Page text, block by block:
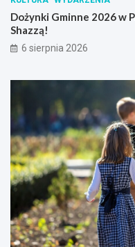
Dożynki Gminne 2026 w
Shazzą!
6 sierpnia 2026